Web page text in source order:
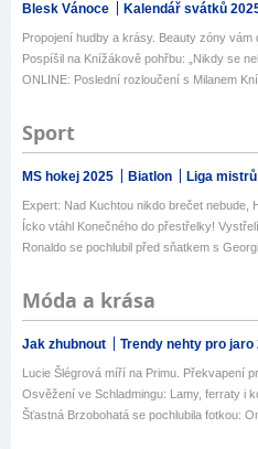
Blesk Vánoce Kalendář svátků
Propojení hudby a krásy. Beauty zóny vám
Pospíšil na Knížákově pohřbu: „Nikdy se
ONLINE: Poslední rozloučení s Milanem
Sport
MS hokej 2025 Biatlon Liga mistrů
Expert: Nad Kuchtou nikdo brečet nebude,
Ícko vtáhl Konečného do přestřelky!
Ronaldo se pochlubil před sňatkem s
Móda a krása
Jak zhubnout Trendy nehty pro jaro
Lucie Šlégrová míří na Primu. Překvapení
Osvěžení ve Schladmingu: Lamy, ferraty i
Šťastná Brzobohatá se pochlubila fotkou: